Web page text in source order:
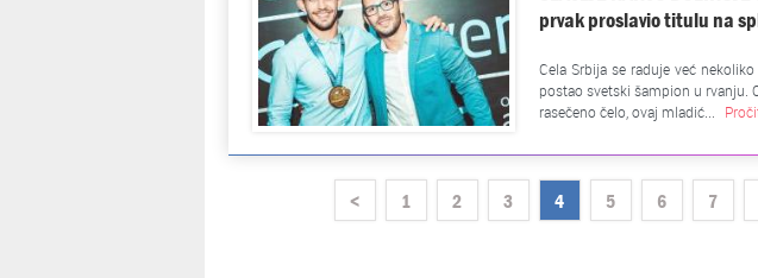
prvak proslavio titulu na
Cela Srbija se raduje već
postao svetski šampion u rvanju.
rasečeno čelo, ovaj mladić...
< 1 2 3 4 5 6 7